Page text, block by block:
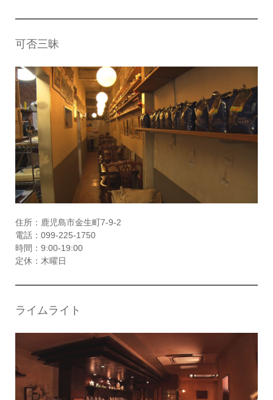
可否三昧
住所：鹿児島市金生町7-9-2
電話：099-225-1750
時間：9:00-19:00
定休：木曜日
ライムライト